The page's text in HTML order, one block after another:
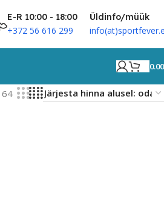
E-R 10:00 - 18:00
+372 56 616 299
Üldinfo/müük
64